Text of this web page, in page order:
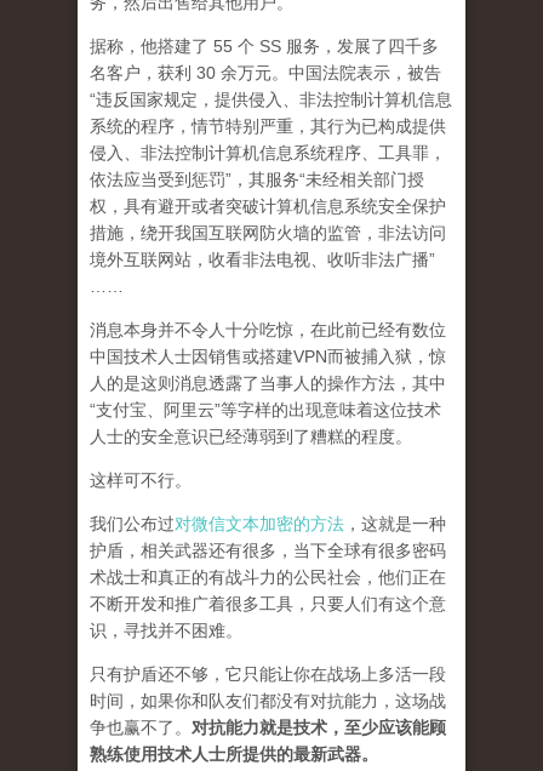
据称，他搭建了 55 个 SS 服务，发展了四千多
名客户，获利 30 余万元。中国法院表示，被告
“违反国家规定，提供侵入、非法控制计算机信息
系统的程序，情节特别严重，其行为已构成提供
侵入、非法控制计算机信息系统程序、工具罪，
依法应当受到惩罚”，其服务“未经相关部门授
权，具有避开或者突破计算机信息系统安全保护
措施，绕开我国互联网防火墙的监管，非法访问
境外互联网站，收看非法电视、收听非法广播”
消息本身并不令人十分吃惊，在此前已经有数位
中国技术人士因销售或搭建VPN而被捕入狱，惊
人的是这则消息透露了当事人的操作方法，其中
“支付宝、阿里云”等字样的出现意味着这位技术
人士的安全意识已经薄弱到了糟糕的程度。
这样可不行。
我们公布过对微信文本加密的方法 ，这就是一种
护盾，相关武器还有很多，当下全球有很多密码
术战士和真正的有战斗力的公民社会，他们正在
不断开发和推广着很多工具，只要人们有这个意
识，寻找并不困难。
只有护盾还不够，它只能让你在战场上多活一段
时间，如果你和队友们都没有对抗能力，这场战
争也赢不了。 对抗能力就是技术，至少应该能顾
熟练使用技术人士所提供的最新武器。